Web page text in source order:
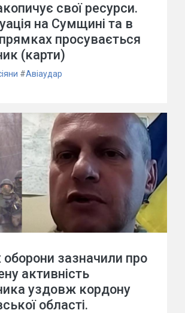
свої ресурси.
на Сумщині та в
просувається
(карти)
#Авіаудар
зазначили про
активність
уздовж кордону
області.